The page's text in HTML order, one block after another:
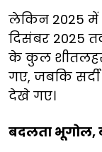
लेकिन 2025 में
दिसंबर 2025
के कुल शीतलहर
गए, जबकि
देखे गए।
बदलता भूगोल,